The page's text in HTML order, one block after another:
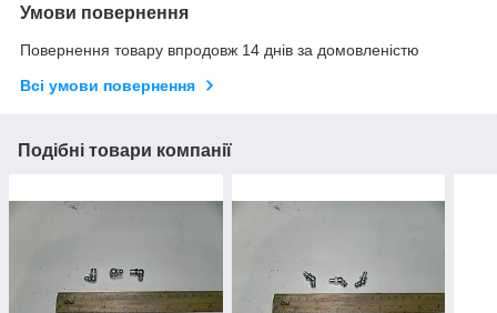
Умови повернення
Повернення товару впродовж 14 днів за домовленістю
Всі умови повернення
Подібні товари компанії